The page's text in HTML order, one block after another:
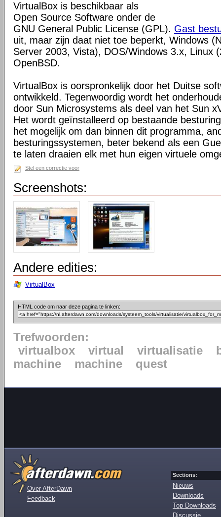
VirtualBox is beschikbaar als
Open Source Software onder de
GNU General Public License (GPL). Gast
uit, maar zijn daat niet toe beperkt, Windows
Server 2003, Vista), DOS/Windows 3.x, Linux
OpenBSD.
VirtualBox is oorspronkelijk door het Duitse
ontwikkeld. Tegenwoordig wordt het
door Sun Microsystems als deel van het Sun
Het wordt geïnstalleerd op bestaande
het mogelijk om dan binnen dit programma,
besturingssystemen, beter bekend als een
te laten draaien elk met hun eigen virtuele
Stel een correctie voor
Screenshots:
Andere edities:
VirtualBox
HTML code om naar deze pagina te linken:
Trefwoorden:
virtualbox
virtual virtualisatie
machine
machine quest
Over AfterDawn
Feedback
Sections:
Nieuws
Downloads
Top Downloads
Discussie